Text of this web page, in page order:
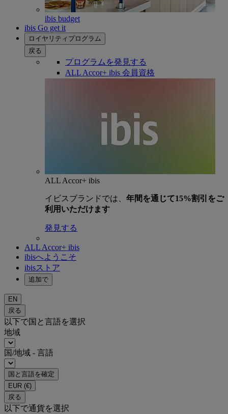
ibis budget
ibis Go get it
ロイヤリティプログラム
戻る
プログラムを発見する
ALL Accor+ ibis 会員資格
ALL Accor+ ibis
イビスブランドでは、 年間を通じて15%割引をご
利用いただけます
発見する
ALL Accor+ ibis
ibisへようこそ
ibisストア
追加で
EN
戻る
以下で国と言語を選択
地域
国/地域 - 言語
国と言語を確定
EUR (€)
戻る
以下で通貨を選択